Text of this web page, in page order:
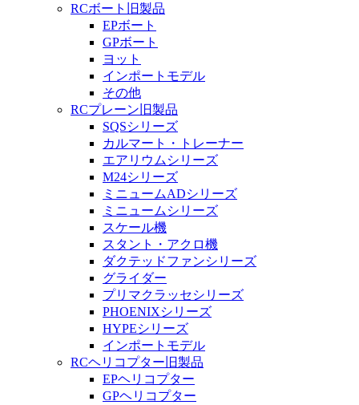
RCボート旧製品
EPボート
GPボート
ヨット
インポートモデル
その他
RCプレーン旧製品
SQSシリーズ
カルマート・トレーナー
エアリウムシリーズ
M24シリーズ
ミニュームADシリーズ
ミニュームシリーズ
スケール機
スタント・アクロ機
ダクテッドファンシリーズ
グライダー
プリマクラッセシリーズ
PHOENIXシリーズ
HYPEシリーズ
インポートモデル
RCヘリコプター旧製品
EPヘリコプター
GPヘリコプター